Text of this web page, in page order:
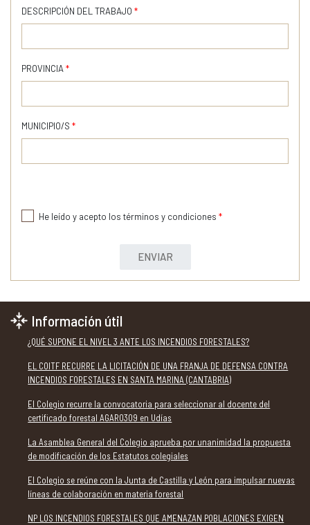
DESCRIPCIÓN DEL TRABAJO *
PROVINCIA *
MUNICIPIO/S *
He leído y acepto los términos y condiciones *
ENVIAR
Información útil
¿QUÉ SUPONE EL NIVEL 3 ANTE LOS INCENDIOS FORESTALES?
EL COITF RECURRE LA LICITACIÓN DE UNA FRANJA DE DEFENSA CONTRA
INCENDIOS FORESTALES EN SANTA MARINA (CANTABRIA)
El Colegio recurre la convocatoria para seleccionar al docente del
certificado forestal AGAR0309 en Udías
La Asamblea General del Colegio aprueba por unanimidad la propuesta
de modificación de los Estatutos colegiales
El Colegio se reúne con la Junta de Castilla y León para impulsar nuevas
líneas de colaboración en materia forestal
NP LOS INCENDIOS FORESTALES QUE AMENAZAN POBLACIONES EXIGEN